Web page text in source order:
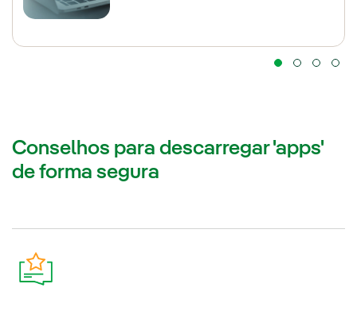
Conselhos para descarregar 'apps'
de forma segura